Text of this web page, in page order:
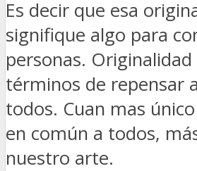
Es decir que esa
signifique algo para
personas. Originalidad
términos de repensar
todos. Cuan mas
en común a todos,
nuestro arte.